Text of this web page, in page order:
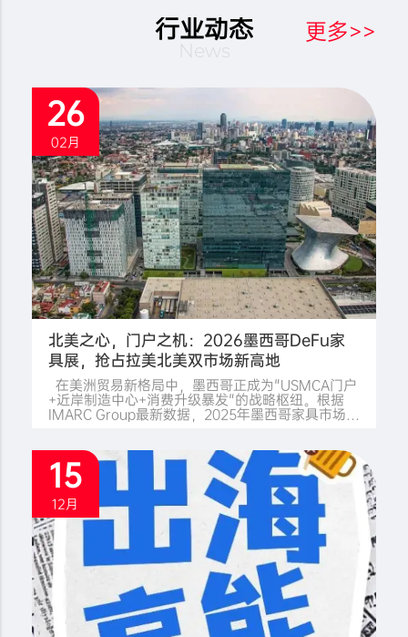
行业动态
News
更多>>
26
02月
北美之心，门户之机：2026墨西哥DeFu家
具展，抢占拉美北美双市场新高地
在美洲贸易新格局中，墨西哥正成为"USMCA门户
+近岸制造中心+消费升级暴发"的战略枢纽。根据
IMARC Group最新数据，2025年墨西哥家具市场规
年复合增长率保持在4.29%-8.43%的高位区间。 作
为全球第12大经济体、拉美第二大市场，墨西哥凭
借《美墨加协定》（USMCA）的零关税优势，12小
时航运可覆盖北美、南美及加勒比海30国市场。在
全球供应链"近岸外包"浪潮中，墨西哥正快
15
12月